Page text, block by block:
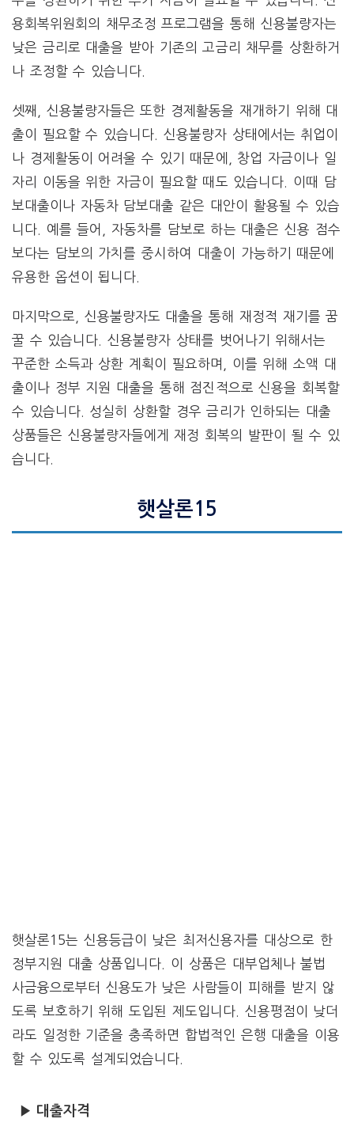
용회복위원회의 채무조정 프로그램을 통해 신용불량자는
낮은 금리로 대출을 받아 기존의 고금리 채무를 상환하거
나 조정할 수 있습니다.
셋째, 신용불량자들은 또한 경제활동을 재개하기 위해 대
출이 필요할 수 있습니다. 신용불량자 상태에서는 취업이
나 경제활동이 어려울 수 있기 때문에, 창업 자금이나 일
자리 이동을 위한 자금이 필요할 때도 있습니다. 이때 담
보대출이나 자동차 담보대출 같은 대안이 활용될 수 있습
니다. 예를 들어, 자동차를 담보로 하는 대출은 신용 점수
보다는 담보의 가치를 중시하여 대출이 가능하기 때문에
유용한 옵션이 됩니다.
마지막으로, 신용불량자도 대출을 통해 재정적 재기를 꿈
꿀 수 있습니다. 신용불량자 상태를 벗어나기 위해서는
꾸준한 소득과 상환 계획이 필요하며, 이를 위해 소액 대
출이나 정부 지원 대출을 통해 점진적으로 신용을 회복할
수 있습니다. 성실히 상환할 경우 금리가 인하되는 대출
상품들은 신용불량자들에게 재정 회복의 발판이 될 수 있
습니다.
햇살론15
햇살론15는 신용등급이 낮은 최저신용자를 대상으로 한
정부지원 대출 상품입니다. 이 상품은 대부업체나 불법
사금융으로부터 신용도가 낮은 사람들이 피해를 받지 않
도록 보호하기 위해 도입된 제도입니다. 신용평점이 낮더
라도 일정한 기준을 충족하면 합법적인 은행 대출을 이용
할 수 있도록 설계되었습니다.
▶ 대출자격